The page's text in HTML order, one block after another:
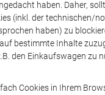
haben. Daher,
(inkl. der technischen/
haben) zu
bestimmte Inhalte
den Einkaufswagen zu
Cookies in Ihrem